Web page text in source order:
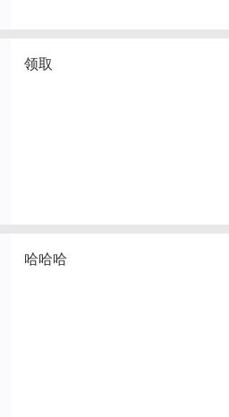
领取
哈哈哈